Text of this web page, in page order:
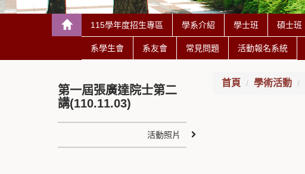
115學年度招生專區 學系介紹 學士班 碩士班
系學生會 系友會 常見問題 活動報名系統
首頁 學術活動
第一屆張廣達院士第二
講(110.11.03)
活動照片